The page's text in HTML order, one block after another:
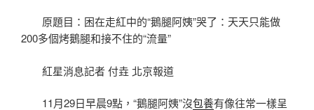
原題目：困在走紅中的“鵝腿阿姨”哭了：天天只能做
200多個烤鵝腿和接不住的“流量”
紅星消息記者 付垚 北京報道
11月29日早晨9點，“鵝腿阿姨”沒包養有像往常一樣呈